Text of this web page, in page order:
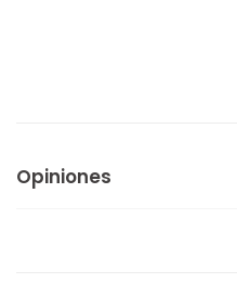
Opiniones